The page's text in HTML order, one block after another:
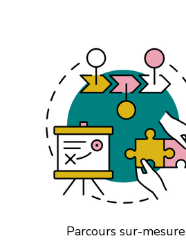
Parcours sur-mesure